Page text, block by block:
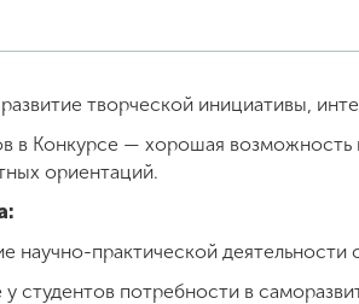
развитие творческой инициативы,
в Конкурсе — хорошая
ориентаций.
научно-практической деятельности
студентов потребности в